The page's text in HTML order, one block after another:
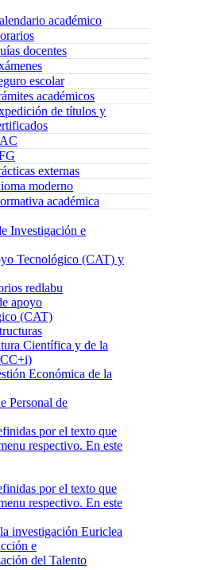
académico
docentes
escolar
académicos
de títulos y
externas
moderno
académica
Investigación e
Tecnológico (CAT) y
redlabu
apoyo
(CAT)
Científica y de la
Económica de la
Personal de
investigación Euriclea
e
del Talento